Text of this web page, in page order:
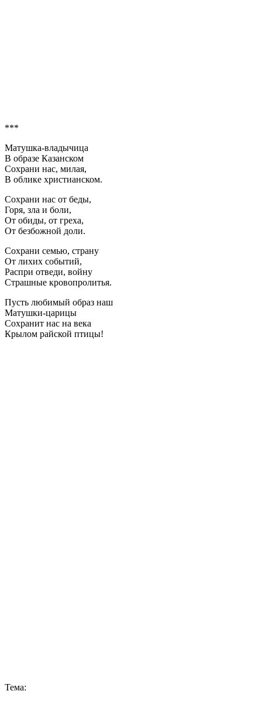
***
Матушка-владычица
В образе Казанском
Сохрани нас, милая,
В облике христианском.
Сохрани нас от беды,
Горя, зла и боли,
От обиды, от греха,
От безбожной доли.
Сохрани семью, страну
От лихих событий,
Распри отведи, войну
Страшные кровопролитья.
Пусть любимый образ наш
Матушки-царицы
Сохранит нас на века
Крылом райской птицы!
Тема: